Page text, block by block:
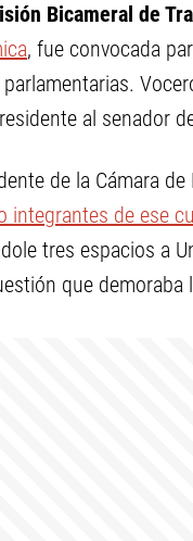
Bicameral de
, fue convocada
al senador
de la Cámara
integrantes de ese
tres espacios a
que